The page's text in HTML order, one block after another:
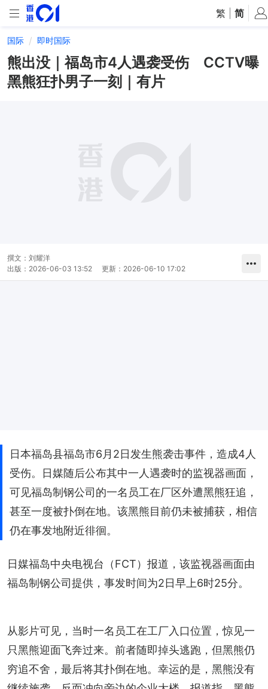
繁 简
国际 即时国际
熊出没｜福岛市4人遇袭受伤 CCTV曝
黑熊狂扑男子一刻｜有片
撰文： 刘耀洋
出版： 2026-06-03 13:52 更新： 2026-06-10 17:02
日本福岛县福岛市6月2日发生熊袭击事件，造成4人
受伤。日媒随后公布其中一人遇袭时的监视器画面，
可见福岛制钢公司的一名员工在厂区外遭黑熊狂追，
甚至一度被扑倒在地。该黑熊目前仍未被捕获，相信
仍在事发地附近徘徊。
日媒福岛中央电视台（FCT）报道，该监视器画面由
福岛制钢公司提供，事发时间为2日早上6时25分。
从影片可见，当时一名员工在工厂入口位置，惊见一
只黑​​熊迎面飞奔过来。前者随即掉头逃跑，但黑熊仍
穷追不舍，最后将其扑倒在地。幸运的是，黑熊没有